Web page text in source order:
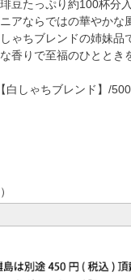
豆たっぷり約100杯分入
アならではの華やかな
ゃちブレンドの姉妹品
香りで至福のひととき
白しゃちブレンド】/